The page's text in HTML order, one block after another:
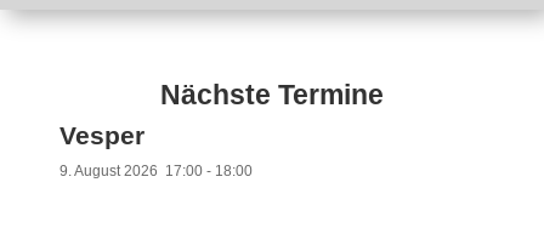
Nächste Termine
Vesper
9. August 2026 17:00 - 18:00